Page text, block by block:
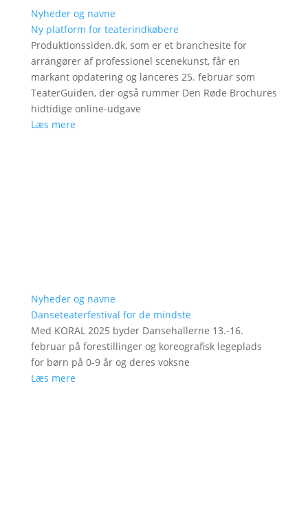
Nyheder og navne
Ny platform for teaterindkøbere
Produktionssiden.dk, som er et branchesite for
arrangører af professionel scenekunst, får en
markant opdatering og lanceres 25. februar som
TeaterGuiden, der også rummer Den Røde Brochures
hidtidige online-udgave
Læs mere
Nyheder og navne
Danseteaterfestival for de mindste
Med KORAL 2025 byder Dansehallerne 13.-16.
februar på forestillinger og koreografisk legeplads
for børn på 0-9 år og deres voksne
Læs mere